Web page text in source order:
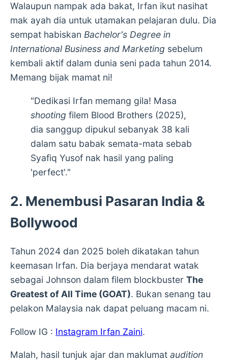
Walaupun nampak ada bakat, Irfan ikut nasihat
mak ayah dia untuk utamakan pelajaran dulu. Dia
sempat habiskan Bachelor's Degree in
International Business and Marketing sebelum
kembali aktif dalam dunia seni pada tahun 2014.
Memang bijak mamat ni!
"Dedikasi Irfan memang gila! Masa
shooting filem Blood Brothers (2025),
dia sanggup dipukul sebanyak 38 kali
dalam satu babak semata-mata sebab
Syafiq Yusof nak hasil yang paling
'perfect'."
2. Menembusi Pasaran India &
Bollywood
Tahun 2024 dan 2025 boleh dikatakan tahun
keemasan Irfan. Dia berjaya mendarat watak
sebagai Johnson dalam filem blockbuster The
Greatest of All Time (GOAT). Bukan senang tau
pelakon Malaysia nak dapat peluang macam ni.
Follow IG : Instagram Irfan Zaini.
Malah, hasil tunjuk ajar dan maklumat audition